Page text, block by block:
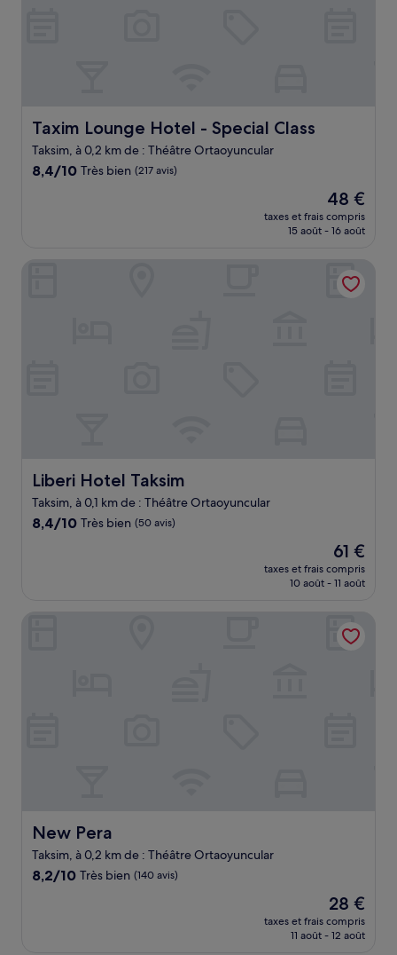
Taxim Lounge Hotel - Special Class
Taxim Lounge Hotel - Special Class
Taksim, à 0,2 km de : Théâtre Ortaoyuncular
8.4
8,4/10 Très bien (217 avis)
Le
nouveau
prix
de
48 €
48 €
taxes et frais compris
15 août - 16 août
Liberi Hotel Taksim
Liberi Hotel Taksim
Taksim, à 0,1 km de : Théâtre Ortaoyuncular
8.4
8,4/10 Très bien (50 avis)
Le
nouveau
prix
de
61 €
61 €
taxes et frais compris
10 août - 11 août
New Pera
New Pera
Taksim, à 0,2 km de : Théâtre Ortaoyuncular
8.2
8,2/10 Très bien (140 avis)
Le
nouveau
prix
28 €
taxes et frais compris
11 août - 12 août